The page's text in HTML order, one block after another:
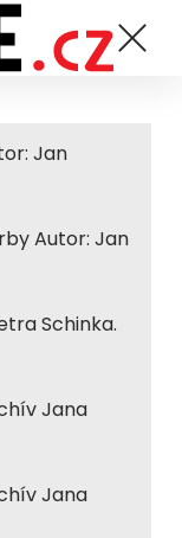
Jan
Autor: Jan
Schinka.
Jana
Jana